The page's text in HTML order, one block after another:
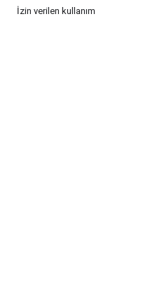
İzin verilen kullanım